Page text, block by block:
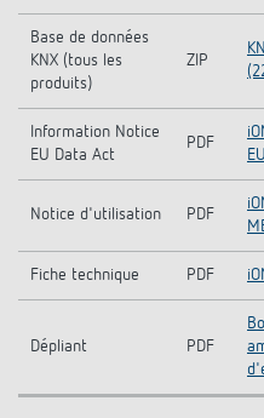
Base de données
KNX (tous les
produits)
ZIP
Information Notice
EU Data Act
PDF
Notice d'utilisation PDF
Fiche technique PDF
Dépliant PDF